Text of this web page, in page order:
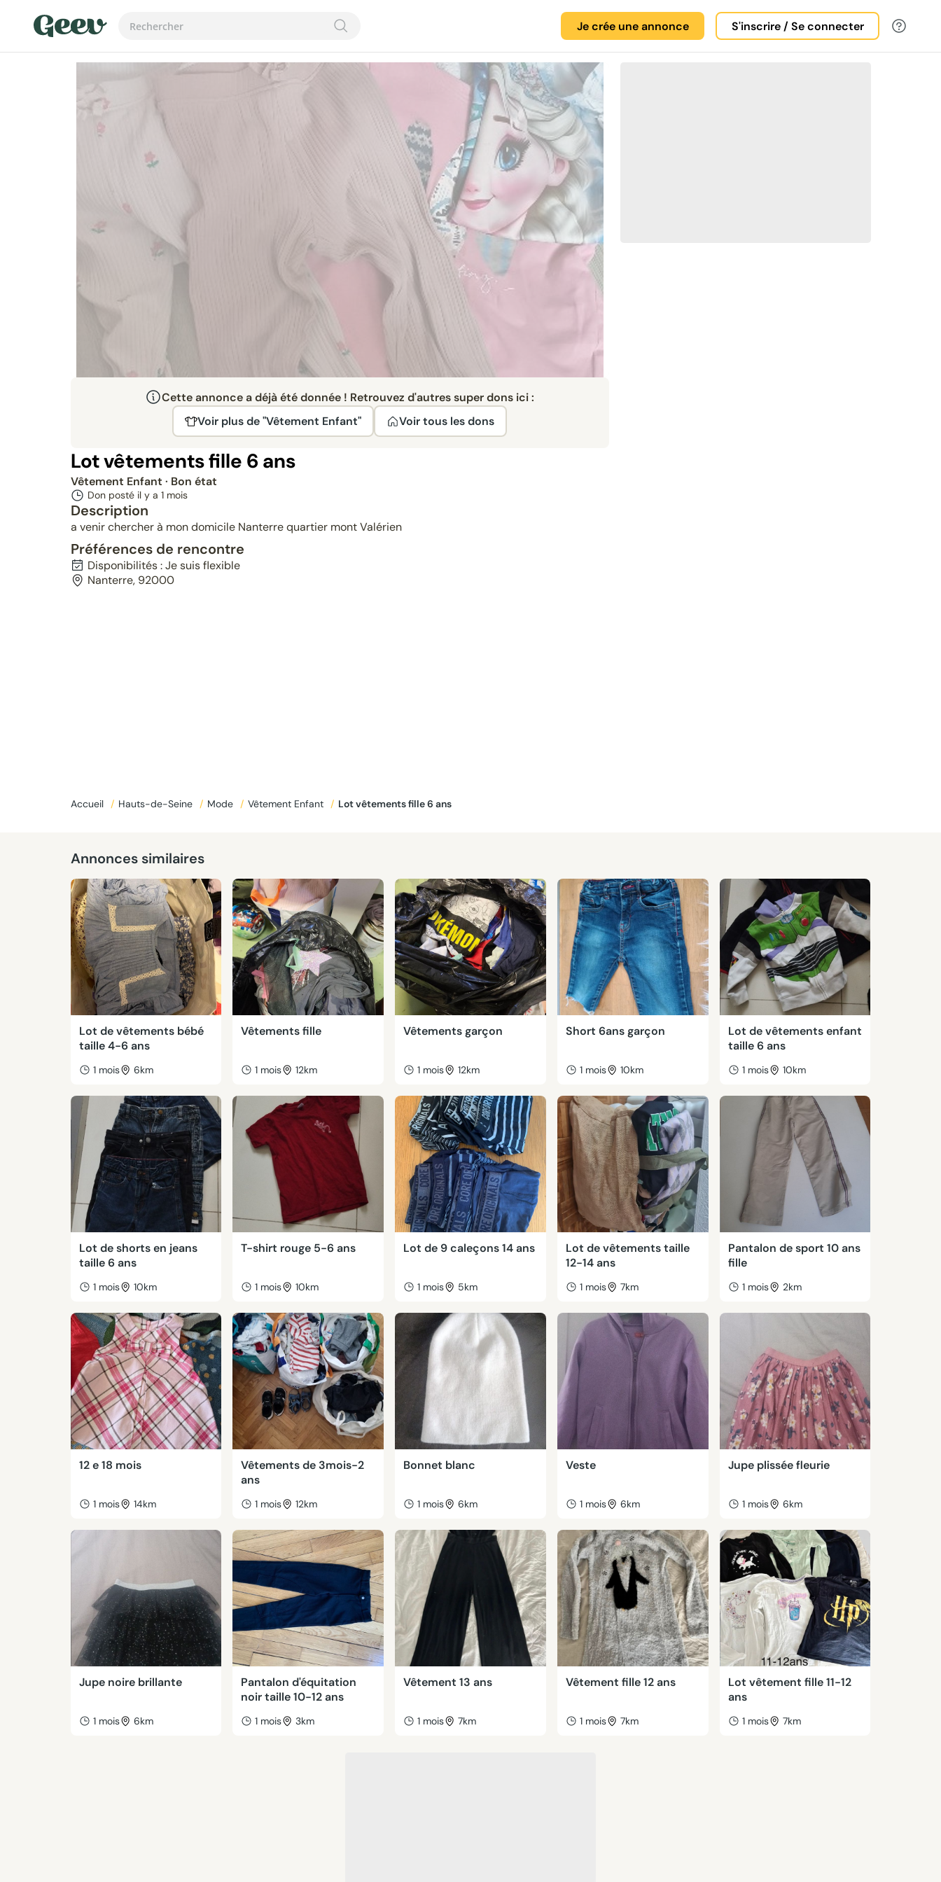
Je crée une annonce S'inscrire / Se connecter
Donné
Cette annonce a déjà été donnée ! Retrouvez d'autres super dons ici :
Voir plus de "Vêtement Enfant"
Voir tous les dons
Lot vêtements fille 6 ans
Vêtement Enfant · Bon état
Don posté il y a 1 mois
Description
a venir chercher à mon domicile Nanterre quartier mont Valérien
Préférences de rencontre
Disponibilités : Je suis flexible
Nanterre, 92000
Accueil / Hauts-de-Seine / Mode / Vêtement Enfant / Lot vêtements fille 6 ans
Annonces similaires
Lot de vêtements bébé
taille 4-6 ans
1 mois 6km
Vêtements fille
1 mois 12km
Vêtements garçon
1 mois 12km
Short 6ans garçon
1 mois 10km
Lot de vêtements enfant
taille 6 ans
1 mois 10km
Lot de shorts en jeans
taille 6 ans
1 mois 10km
T-shirt rouge 5-6 ans
1 mois 10km
Lot de 9 caleçons 14 ans
1 mois 5km
Lot de vêtements taille
12-14 ans
1 mois 7km
Pantalon de sport 10 ans
fille
1 mois 2km
12 e 18 mois
1 mois 14km
Vêtements de 3mois-2
ans
1 mois 12km
Bonnet blanc
1 mois 6km
Veste
1 mois 6km
Jupe plissée fleurie
1 mois 6km
Jupe noire brillante
1 mois 6km
Pantalon d'équitation
noir taille 10-12 ans
1 mois 3km
Vêtement 13 ans
1 mois 7km
Vêtement fille 12 ans
1 mois 7km
Lot vêtement fille 11-12
ans
1 mois 7km